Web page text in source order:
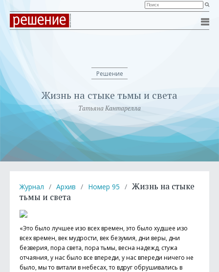
Решение
Жизнь на стыке тьмы и света
Татьяна Кантарелла
Журнал / Архив / Номер 95 / Жизнь на стыке
тьмы и света
«Это было лучшее изо всех времен, это было худшее изо
всех времен, век мудрости, век безумия, дни веры, дни
безверия, пора света, пора тьмы, весна надежд, стужа
отчаяния, у нас было все впереди, у нас впереди ничего не
было, мы то витали в небесах, то вдруг обрушивались в